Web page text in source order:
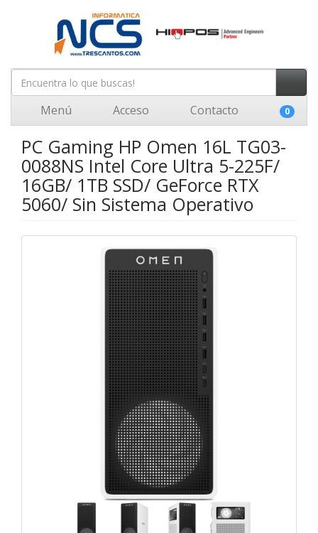
Menú Acceso Contacto 0
PC Gaming HP Omen 16L TG03-
0088NS Intel Core Ultra 5-225F/
16GB/ 1TB SSD/ GeForce RTX
5060/ Sin Sistema Operativo